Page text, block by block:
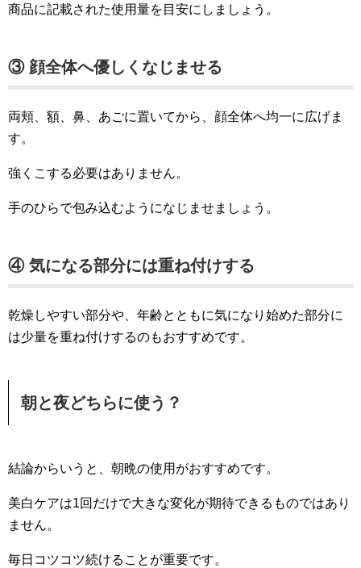
商品に記載された使用量を目安にしましょう。
③ 顔全体へ優しくなじませる
両頬、額、鼻、あごに置いてから、顔全体へ均一に広げま
す。
強くこする必要はありません。
手のひらで包み込むようになじませましょう。
④ 気になる部分には重ね付けする
乾燥しやすい部分や、年齢とともに気になり始めた部分に
は少量を重ね付けするのもおすすめです。
朝と夜どちらに使う？
結論からいうと、朝晩の使用がおすすめです。
美白ケアは1回だけで大きな変化が期待できるものではあり
ません。
毎日コツコツ続けることが重要です。